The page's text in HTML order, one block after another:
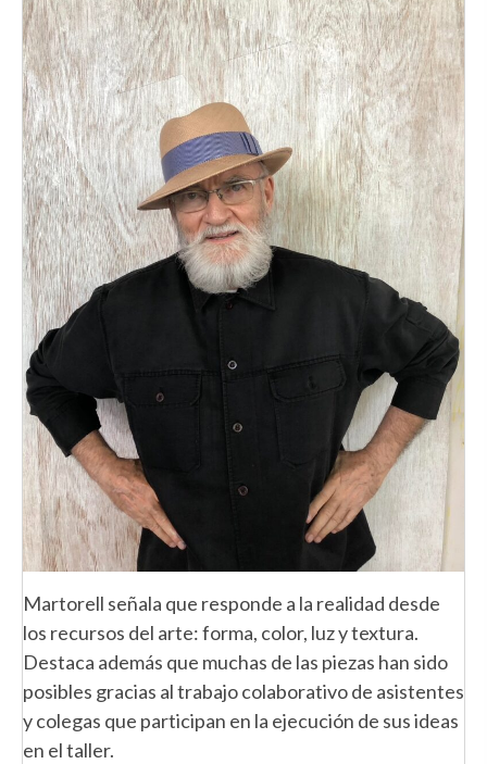
Martorell señala que responde a la realidad desde
los recursos del arte: forma, color, luz y textura.
Destaca además que muchas de las piezas han sido
posibles gracias al trabajo colaborativo de asistentes
y colegas que participan en la ejecución de sus ideas
en el taller.